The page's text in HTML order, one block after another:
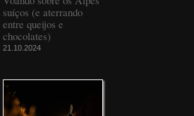
suíços (e aterrando
entre queijos e
chocolates)
21.10.2024